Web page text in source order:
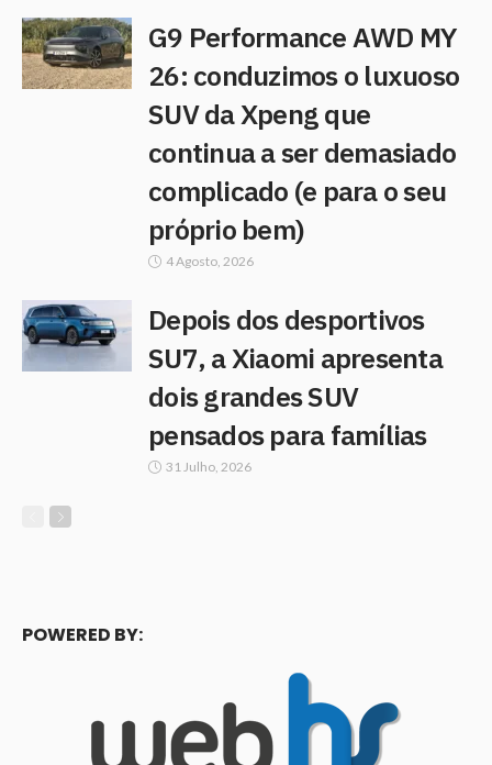
G9 Performance AWD MY
26: conduzimos o luxuoso
SUV da Xpeng que
continua a ser demasiado
complicado (e para o seu
próprio bem)
4 Agosto, 2026
Depois dos desportivos
SU7, a Xiaomi apresenta
dois grandes SUV
pensados para famílias
31 Julho, 2026
POWERED BY: